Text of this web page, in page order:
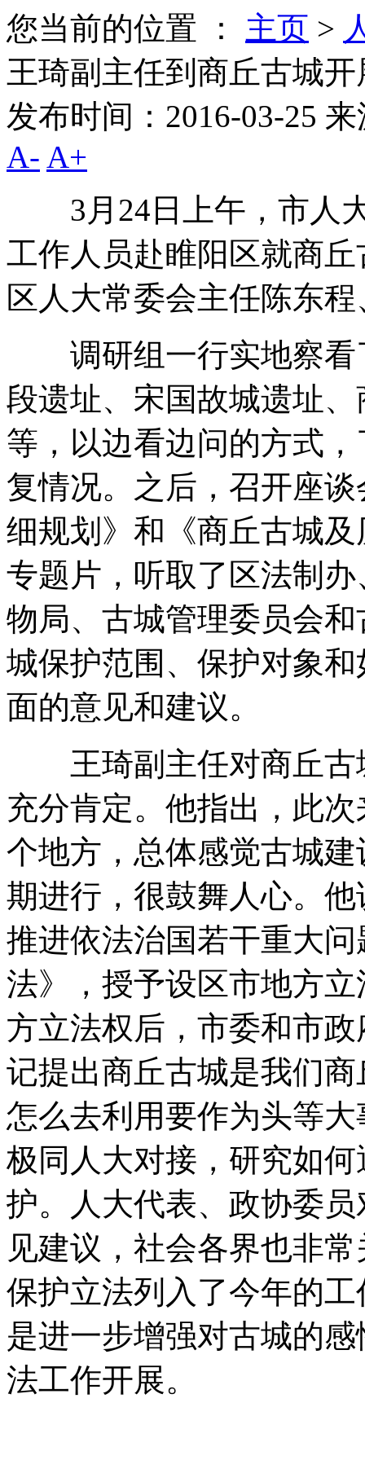
您当前的位置 ： 主页 >
王琦副主任到商丘古城
发布时间：2016-03-25 来
A- A+
3月24日上午，市人大
工作人员赴睢阳区就商
区人大常委会主任陈东
调研组一行实地察看
段遗址、宋国故城遗址
等，以边看边问的方式
复情况。之后，召开座
细规划》和《商丘古城
专题片，听取了区法制
物局、古城管理委员会
城保护范围、保护对象
面的意见和建议。
王琦副主任对商丘古
充分肯定。他指出，此
个地方，总体感觉古城
期进行，很鼓舞人心。
推进依法治国若干重大
法》，授予设区市地方
方立法权后，市委和市
记提出商丘古城是我们
怎么去利用要作为头等
极同人大对接，研究如
护。人大代表、政协委
见建议，社会各界也非
保护立法列入了今年的
是进一步增强对古城的
法工作开展。